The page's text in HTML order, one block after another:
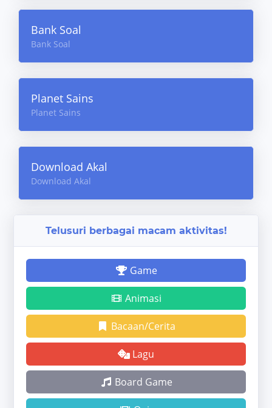
Bank Soal
Bank Soal
Planet Sains
Planet Sains
Download Akal
Download Akal
Telusuri berbagai macam aktivitas!
Game
Animasi
Bacaan/Cerita
Lagu
Board Game